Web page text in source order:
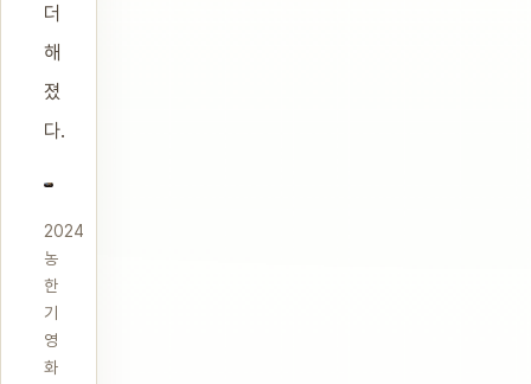
더
해
졌
다.
2024
농
한
기
영
화